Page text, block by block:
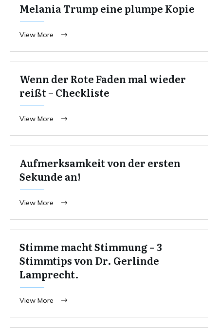
Melania Trump eine plumpe Kopie
View More
Wenn der Rote Faden mal wieder
reißt – Checkliste
View More
Aufmerksamkeit von der ersten
Sekunde an!
View More
Stimme macht Stimmung – 3
Stimmtips von Dr. Gerlinde
Lamprecht.
View More